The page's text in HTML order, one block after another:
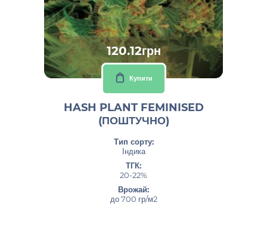
120.12грн
Купити
HASH PLANT FEMINISED
(ПОШТУЧНО)
Тип сорту:
Індика
ТГК:
20-22%
Врожай:
до 700 гр/м2